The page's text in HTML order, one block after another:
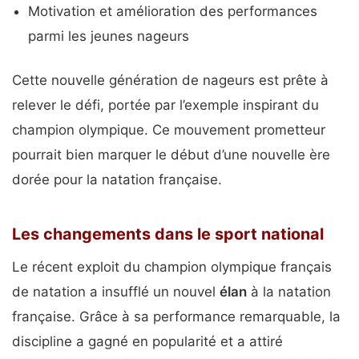
Motivation et amélioration des performances
parmi les jeunes nageurs
Cette nouvelle génération de nageurs est prête à
relever le défi, portée par l’exemple inspirant du
champion olympique. Ce mouvement prometteur
pourrait bien marquer le début d’une nouvelle ère
dorée pour la natation française.
Les changements dans le sport national
Le récent exploit du champion olympique français
de natation a insufflé un nouvel élan à la natation
française. Grâce à sa performance remarquable, la
discipline a gagné en popularité et a attiré